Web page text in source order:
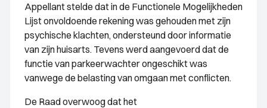
Appellant stelde dat in de Functionele Mogelijkheden
Lijst onvoldoende rekening was gehouden met zijn
psychische klachten, ondersteund door informatie
van zijn huisarts. Tevens werd aangevoerd dat de
functie van parkeerwachter ongeschikt was
vanwege de belasting van omgaan met conflicten.
De Raad overwoog dat het